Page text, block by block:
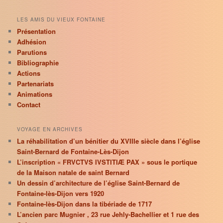
LES AMIS DU VIEUX FONTAINE
Présentation
Adhésion
Parutions
Bibliographie
Actions
Partenariats
Animations
Contact
VOYAGE EN ARCHIVES
La réhabilitation d’un bénitier du XVIIIe siècle dans l’église
Saint-Bernard de Fontaine-Lès-Dijon
L’inscription « FRVCTVS IVSTITIÆ PAX » sous le portique
de la Maison natale de saint Bernard
Un dessin d’architecture de l’église Saint-Bernard de
Fontaine-lès-Dijon vers 1920
Fontaine-lès-Dijon dans la tibériade de 1717
L’ancien parc Mugnier , 23 rue Jehly-Bachellier et 1 rue des